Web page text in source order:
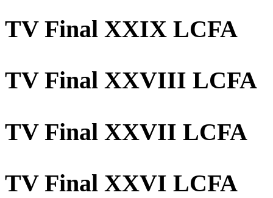
TV Final XXIX LCFA
TV Final XXVIII LCFA
TV Final XXVII LCFA
TV Final XXVI LCFA